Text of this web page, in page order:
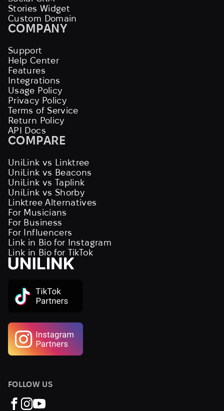
Stories Widget
Custom Domain
COMPANY
Support
Help Center
Features
Integrations
Usage Policy
Privacy Policy
Terms of Service
Return Policy
API Docs
COMPARE
UniLink vs Linktree
UniLink vs Beacons
UniLink vs Taplink
UniLink vs Shorby
Linktree Alternatives
For Musicians
For Business
For Influencers
Link in Bio for Instagram
Link in Bio for TikTok
FOLLOW US